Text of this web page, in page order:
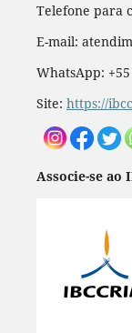
Telefone para
E-mail:
WhatsApp:
Site: https://
Associe-se ao